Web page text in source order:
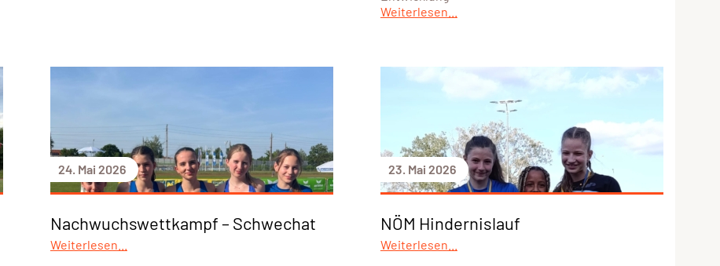
Weiterlesen...
24. Mai 2026
Nachwuchswettkampf – Schwechat
Weiterlesen...
23. Mai 2026
NÖM Hindernislauf
Weiterlesen...